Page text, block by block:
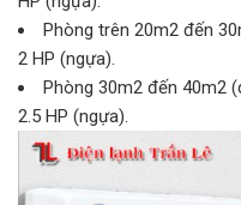
Phòng trên 20m2 đến
2 HP (ngựa).
Phòng 30m2 đến 40m2
2.5 HP (ngựa).